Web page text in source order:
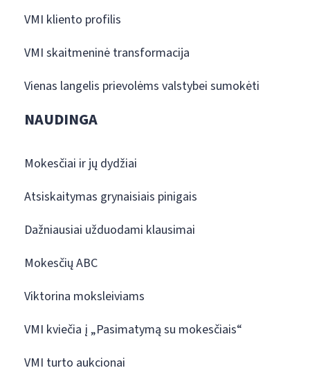
VMI kliento profilis
VMI skaitmeninė transformacija
Vienas langelis prievolėms valstybei sumokėti
NAUDINGA
Mokesčiai ir jų dydžiai
Atsiskaitymas grynaisiais pinigais
Dažniausiai užduodami klausimai
Mokesčių ABC
Viktorina moksleiviams
VMI kviečia į „Pasimatymą su mokesčiais“
VMI turto aukcionai